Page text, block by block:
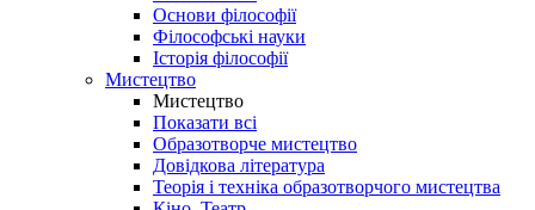
Основи філософії
Філософські науки
Історія філософії
Мистецтво
Мистецтво
Показати всі
Образотворче мистецтво
Довідкова література
Теорія і техніка образотворчого мистецтва